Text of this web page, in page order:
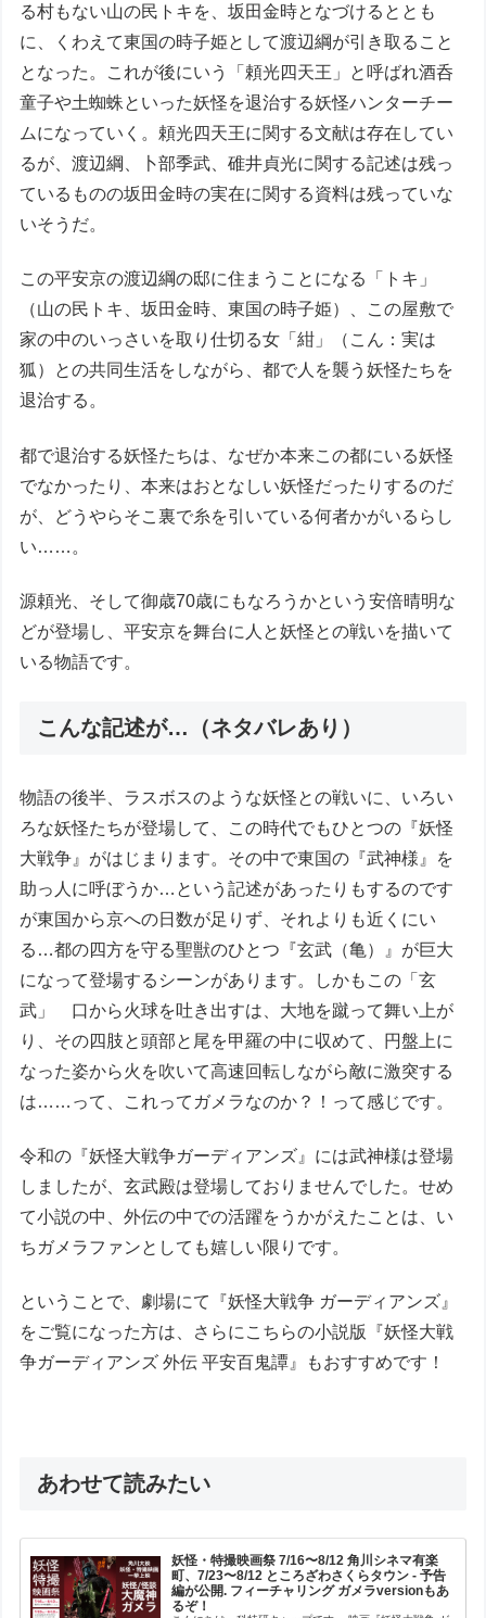
る村もない山の民トキを、坂田金時となづけるととも
に、くわえて東国の時子姫として渡辺綱が引き取ること
となった。これが後にいう「頼光四天王」と呼ばれ酒呑
童子や土蜘蛛といった妖怪を退治する妖怪ハンターチー
ムになっていく。頼光四天王に関する文献は存在してい
るが、渡辺綱、卜部季武、碓井貞光に関する記述は残っ
ているものの坂田金時の実在に関する資料は残っていな
いそうだ。
この平安京の渡辺綱の邸に住まうことになる「トキ」
（山の民トキ、坂田金時、東国の時子姫）、この屋敷で
家の中のいっさいを取り仕切る女「紺」（こん：実は
狐）との共同生活をしながら、都で人を襲う妖怪たちを
退治する。
都で退治する妖怪たちは、なぜか本来この都にいる妖怪
でなかったり、本来はおとなしい妖怪だったりするのだ
が、どうやらそこ裏で糸を引いている何者かがいるらし
い……。
源頼光、そして御歳70歳にもなろうかという安倍晴明な
どが登場し、平安京を舞台に人と妖怪との戦いを描いて
いる物語です。
こんな記述が…（ネタバレあり）
物語の後半、ラスボスのような妖怪との戦いに、いろい
ろな妖怪たちが登場して、この時代でもひとつの『妖怪
大戦争』がはじまります。その中で東国の『武神様』を
助っ人に呼ぼうか…という記述があったりもするのです
が東国から京への日数が足りず、それよりも近くにい
る…都の四方を守る聖獣のひとつ『玄武（亀）』が巨大
になって登場するシーンがあります。しかもこの「玄
武」 口から火球を吐き出すは、大地を蹴って舞い上が
り、その四肢と頭部と尾を甲羅の中に収めて、円盤上に
なった姿から火を吹いて高速回転しながら敵に激突する
は……って、これってガメラなのか？！って感じです。
令和の『妖怪大戦争ガーディアンズ』には武神様は登場
しましたが、玄武殿は登場しておりませんでした。せめ
て小説の中、外伝の中での活躍をうかがえたことは、い
ちガメラファンとしても嬉しい限りです。
ということで、劇場にて『妖怪大戦争 ガーディアンズ』
をご覧になった方は、さらにこちらの小説版『妖怪大戦
争ガーディアンズ 外伝 平安百鬼譚』もおすすめです！
あわせて読みたい
妖怪・特撮映画祭 7/16〜8/12 角川シネマ有楽
町、7/23〜8/12 ところざわさくらタウン - 予告
編が公開. フィーチャリング ガメラversionもあ
るぞ！